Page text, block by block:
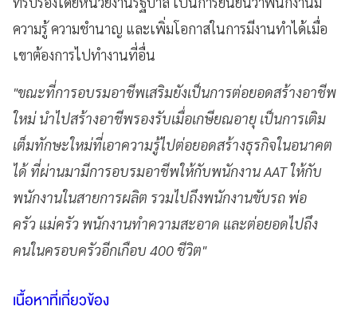
ความรู้ ความชำนาญ และเพิ่มโอกาสในการมีงานทำได้เมื่อ
เขาต้องการไปทำงานที่อื่น
"ขณะที่การอบรมอาชีพเสริมยังเป็นการต่อยอดสร้างอาชีพ
ใหม่ นำไปสร้างอาชีพรองรับเมื่อเกษียณอายุ เป็นการเติม
เต็มทักษะใหม่ที่เอาความรู้ไปต่อยอดสร้างธุรกิจในอนาคต
ได้ ที่ผ่านมามีการอบรมอาชีพให้กับพนักงาน AAT ให้กับ
พนักงานในสายการผลิต รวมไปถึงพนักงานขับรถ พ่อ
ครัว แม่ครัว พนักงานทำความสะอาด และต่อยอดไปถึง
คนในครอบครัวอีกเกือบ 400 ชีวิต"
เนื้อหาที่เกี่ยวข้อง